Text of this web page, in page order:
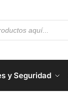
y Seguridad